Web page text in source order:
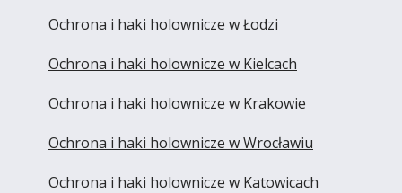
Ochrona i haki holownicze w Łodzi
Ochrona i haki holownicze w Kielcach
Ochrona i haki holownicze w Krakowie
Ochrona i haki holownicze w Wrocławiu
Ochrona i haki holownicze w Katowicach